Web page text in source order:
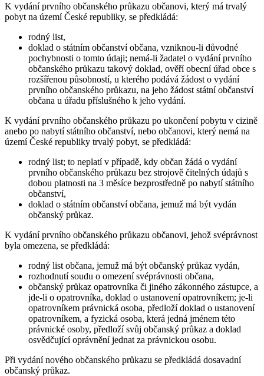
K vydání prvního občanského průkazu občanovi, který má trvalý
pobyt na území České republiky, se předkládá:
rodný list,
doklad o státním občanství občana, vzniknou-li důvodné
pochybnosti o tomto údaji; nemá-li žadatel o vydání prvního
občanského průkazu takový doklad, ověří obecní úřad obce s
rozšířenou působností, u kterého podává žádost o vydání
prvního občanského průkazu, na jeho žádost státní občanství
občana u úřadu příslušného k jeho vydání.
K vydání prvního občanského průkazu po ukončení pobytu v cizině
anebo po nabytí státního občanství, nebo občanovi, který nemá na
území České republiky trvalý pobyt, se předkládá:
rodný list; to neplatí v případě, kdy občan žádá o vydání
prvního občanského průkazu bez strojově čitelných údajů s
dobou platnosti na 3 měsíce bezprostředně po nabytí státního
občanství,
doklad o státním občanství občana, jemuž má být vydán
občanský průkaz.
K vydání prvního občanského průkazu občanovi, jehož svéprávnost
byla omezena, se předkládá:
rodný list občana, jemuž má být občanský průkaz vydán,
rozhodnutí soudu o omezení svéprávnosti občana,
občanský průkaz opatrovníka či jiného zákonného zástupce, a
jde-li o opatrovníka, doklad o ustanovení opatrovníkem; je-li
opatrovníkem právnická osoba, předloží doklad o ustanovení
opatrovníkem, a fyzická osoba, která jedná jménem této
právnické osoby, předloží svůj občanský průkaz a doklad
osvědčující oprávnění jednat za právnickou osobu.
Při vydání nového občanského průkazu se předkládá dosavadní
občanský průkaz.